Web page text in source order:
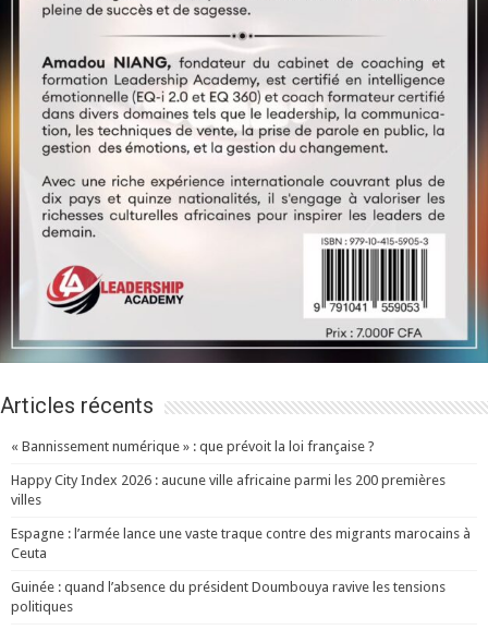
Articles récents
« Bannissement numérique » : que prévoit la loi française ?
Happy City Index 2026 : aucune ville africaine parmi les 200 premières
villes
Espagne : l’armée lance une vaste traque contre des migrants marocains à
Ceuta
Guinée : quand l’absence du président Doumbouya ravive les tensions
politiques